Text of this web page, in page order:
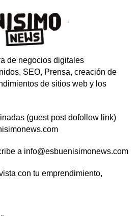
de negocios digitales
SEO, Prensa, creación de
de sitios web y los
(guest post dofollow link)
a info@esbuenisimonews.com
con tu emprendimiento,